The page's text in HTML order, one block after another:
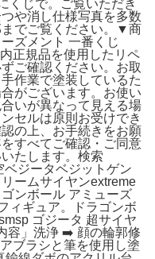
くじで。ご覧いただき
や消し仕様写真を多数
でご覧ください。▼商
ズメント 一番くじ
正規品を使用したリペ
ご確認ください。お取
作業で塗装しているた
がございます。お使い
いが異なって見える場
セルは原則お受けでき
の上、お手続きをお願
すべてご確認・ご同意
たします。検索
ジータベジットゲン
ームサイヤンextreme
ンボール アミューズ
ィギュア。ドラゴンボ
ゴジータ 超サイヤ
容」洗浄 ➡️ 顔の輪郭修
ブラシと筆を使用し塗